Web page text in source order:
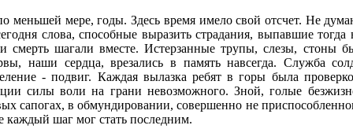
мере, годы. Здесь время имело свой отсчет. Не
слова, способные выразить страдания, выпавшие
смерть шагали вместе. Истерзанные трупы, слезы, стоны
наши сердца, врезались в память навсегда. Служба
- подвиг. Каждая вылазка ребят в горы была
силы воли на грани невозможного. Зной, голые
сапогах, в обмундировании, совершенно не
каждый шаг мог стать последним.